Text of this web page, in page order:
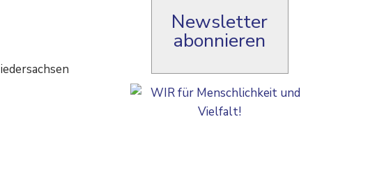
Newsletter
abonnieren